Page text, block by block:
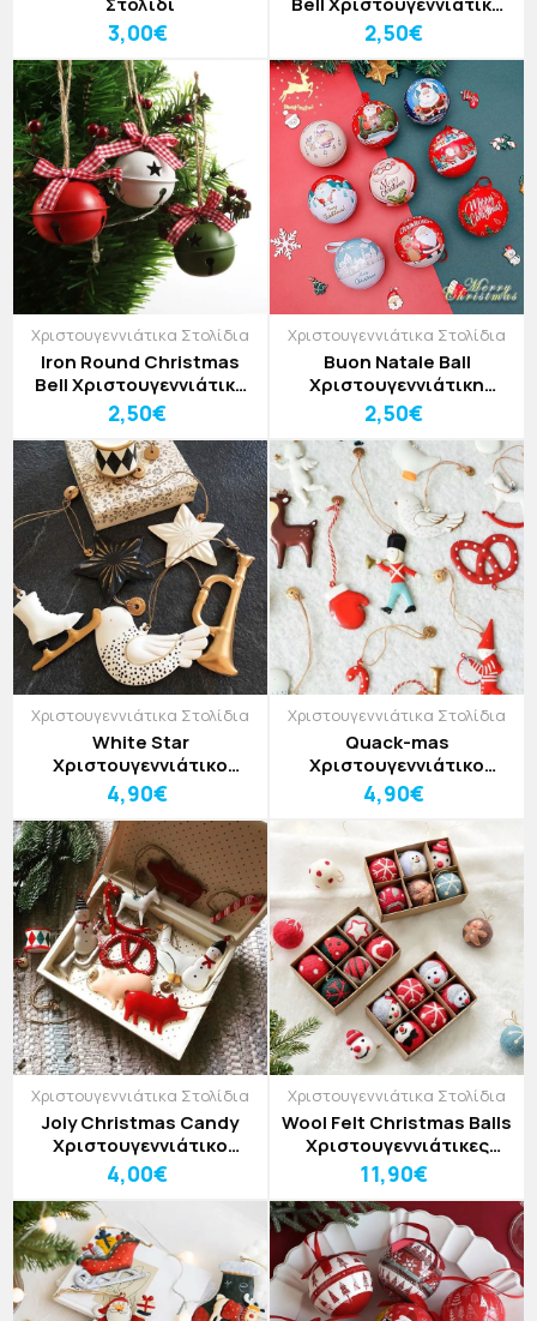
3,00€
Στολίδι
2,50€
Χριστουγεννιάτικα Στολίδια
Iron Round Christmas
Bell Χριστουγεννιάτικο
Στολίδι
2,50€
Χριστουγεννιάτικα Στολίδια
Buon Natale Ball
Χριστουγεννιάτικη
Μπάλα
2,50€
Χριστουγεννιάτικα Στολίδια
White Star
Χριστουγεννιάτικο
Στολίδι
4,90€
Χριστουγεννιάτικα Στολίδια
Quack-mas
Χριστουγεννιάτικο
Στολίδι
4,90€
Χριστουγεννιάτικα Στολίδια
Joly Christmas Candy
Χριστουγεννιάτικο
Στολίδι
4,00€
Χριστουγεννιάτικα Στολίδια
Wool Felt Christmas Balls
Χριστουγεννιάτικες
Μπάλες Δέντρου Σετ
6τμχ
11,90€